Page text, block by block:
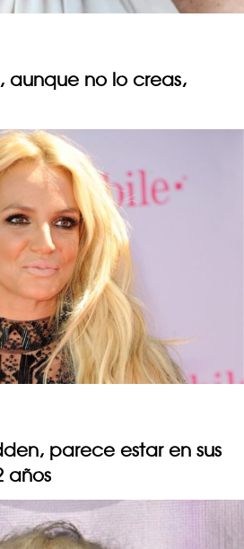
aunque no lo creas,
parece estar en sus
años